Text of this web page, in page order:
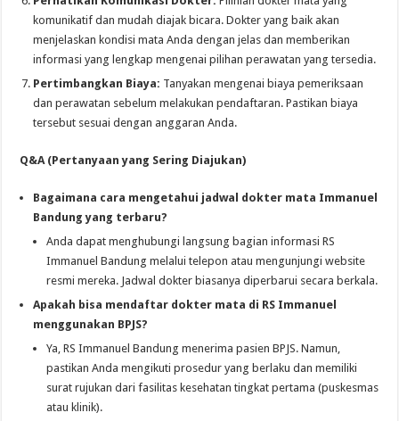
komunikatif dan mudah diajak bicara. Dokter yang baik akan
menjelaskan kondisi mata Anda dengan jelas dan memberikan
informasi yang lengkap mengenai pilihan perawatan yang tersedia.
Pertimbangkan Biaya: Tanyakan mengenai biaya pemeriksaan
dan perawatan sebelum melakukan pendaftaran. Pastikan biaya
tersebut sesuai dengan anggaran Anda.
Q&A (Pertanyaan yang Sering Diajukan)
Bagaimana cara mengetahui jadwal dokter mata Immanuel
Bandung yang terbaru?
Anda dapat menghubungi langsung bagian informasi RS
Immanuel Bandung melalui telepon atau mengunjungi website
resmi mereka. Jadwal dokter biasanya diperbarui secara berkala.
Apakah bisa mendaftar dokter mata di RS Immanuel
menggunakan BPJS?
Ya, RS Immanuel Bandung menerima pasien BPJS. Namun,
pastikan Anda mengikuti prosedur yang berlaku dan memiliki
surat rujukan dari fasilitas kesehatan tingkat pertama (puskesmas
atau klinik).